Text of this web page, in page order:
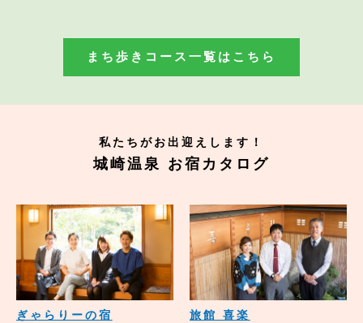
まち歩きコース一覧はこちら
私たちがお出迎えします！
城崎温泉 お宿カタログ
ぎゃらりーの宿
旅館 喜楽